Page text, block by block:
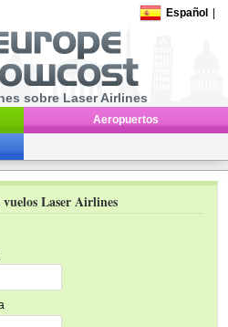
Español
sobre Laser Airlines
Aeropuertos
vuelos Laser Airlines